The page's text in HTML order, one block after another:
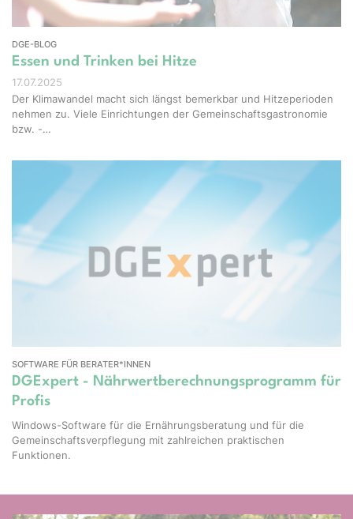
DGE-BLOG
Essen und Trinken bei Hitze
17.07.2025
Der Klimawandel macht sich längst bemerkbar und Hitzeperioden
nehmen zu. Viele Einrichtungen der Gemeinschaftsgastronomie
bzw. -…
SOFTWARE FÜR BERATER*INNEN
DGExpert - Nährwertberechnungsprogramm für
Profis
Windows-Software für die Ernährungsberatung und für die
Gemeinschaftsverpflegung mit zahlreichen praktischen
Funktionen.